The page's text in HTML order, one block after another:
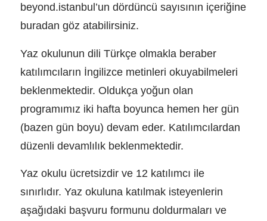
beyond.istanbul’un dördüncü sayısının içeriğine
buradan göz atabilirsiniz.
Yaz okulunun dili Türkçe olmakla beraber
katılımcıların İngilizce metinleri okuyabilmeleri
beklenmektedir. Oldukça yoğun olan
programımız iki hafta boyunca hemen her gün
(bazen gün boyu) devam eder. Katılımcılardan
düzenli devamlılık beklenmektedir.
Yaz okulu ücretsizdir ve 12 katılımcı ile
sınırlıdır. Yaz okuluna katılmak isteyenlerin
aşağıdaki başvuru formunu doldurmaları ve